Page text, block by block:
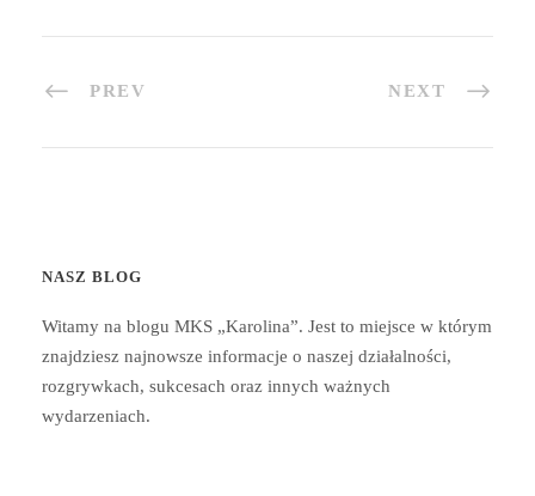
PREV NEXT
NASZ BLOG
Witamy na blogu MKS „Karolina”. Jest to miejsce w którym
znajdziesz najnowsze informacje o naszej działalności,
rozgrywkach, sukcesach oraz innych ważnych
wydarzeniach.